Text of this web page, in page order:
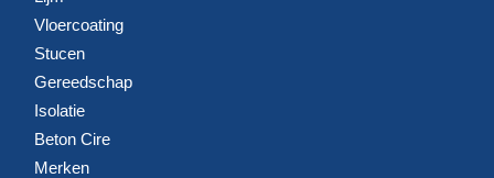
Vloercoating
Stucen
Gereedschap
Isolatie
Beton Cire
Merken